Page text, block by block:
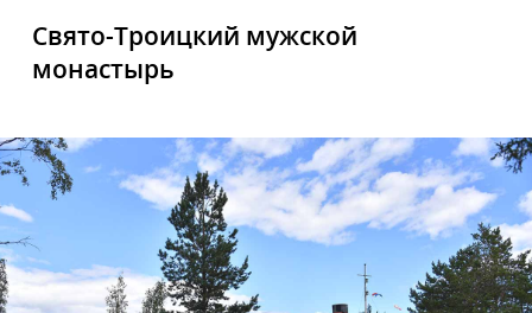
Свято-Троицкий мужской
монастырь